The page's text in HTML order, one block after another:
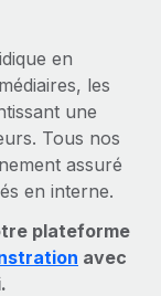
en
les
une
Tous nos
assuré
en interne.
plateforme
avec